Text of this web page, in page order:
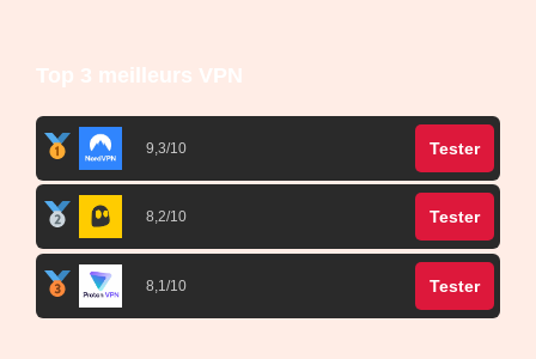
Top 3 meilleurs VPN
9,3/10 Tester
8,2/10 Tester
8,1/10 Tester